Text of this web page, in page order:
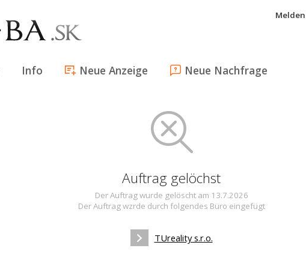
Info Neue Anzeige Neue Nachfrage
Auftrag gelöchst
Der Auftrag wurde gelöscht am 13.7.2026
Der Auftrag wzrde durch folgendes Büro eingefügt
TUreality s.r.o.